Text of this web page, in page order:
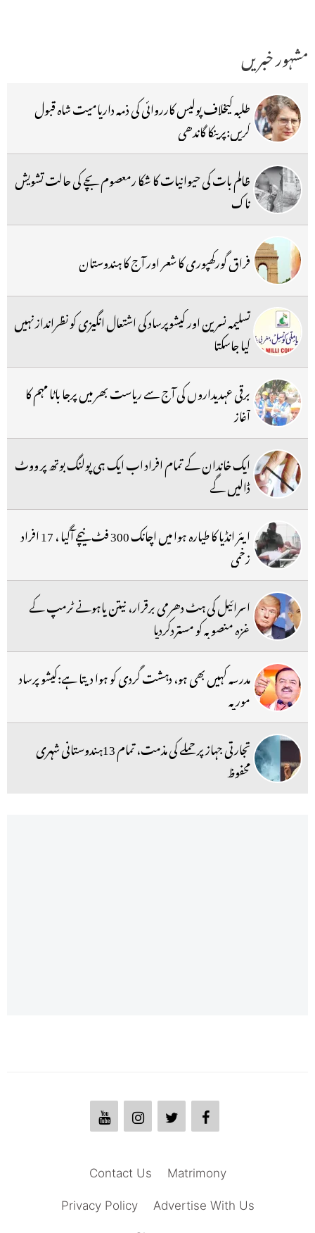
مشہور خبریں
طلبہ کیخلاف پولیس کارروائی کی ذمہ داریامیت شاہ قبول
کریں:پرینکا گاندھی
ظالم بات کی حیوانیات کا شکا رمعصوم بچے کی حالت تشویش
ناک
فراق گورکھپوری کا شعر اور آج کا ہندوستان
تسلیمہ نسرین اور کیشوپرساد کی اشتعال انگیزی کو نظرانداز نہیں
کیا جاسکتا
برقی عہدیداروں کی آج سے ریاست بھر میں پرجا باٹا مہم کا
آغاز
ایک خاندان کے تمام افراد اب ایک ہی پولنگ بوتھ پر ووٹ
ڈالیں گے
ایئر انڈیا کا طیارہ ہوا میں اچانک 300 فٹ نیچے آگیا ، 17 افراد
زخمی
اسرائیل کی ہٹ دھرمی برقرار، نیتن یاہونے ٹرمپ کے
غزہ منصوبہ کو مستردکردیا
مدرسہ کہیں بھی ہو، دہشت گردی کو ہوا دیتا ہے:کیشو پرساد
موریہ
تجارتی جہاز پر حملے کی مذمت، تمام 13ہندوستانی شہری
محفوظ
Matrimony
Contact Us
Advertise With Us
Privacy Policy